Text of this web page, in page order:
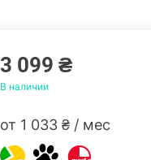
3 099 ₴
В наличии
от 1 033 ₴ / мес